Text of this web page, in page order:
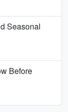
Seasonal
Before